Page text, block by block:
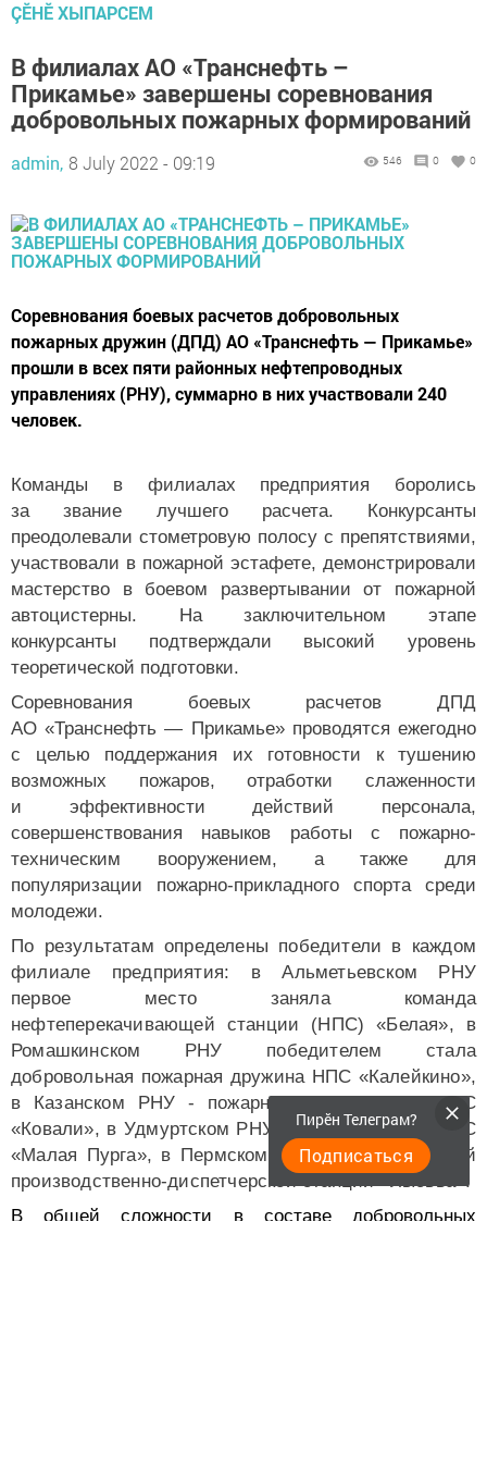
ÇӖНӖ ХЫПАРСЕМ
В филиалах АО «Транснефть –
Прикамье» завершены соревнования
добровольных пожарных формирований
admin, 8 July 2022 - 09:19 546 0 0
Соревнования боевых расчетов добровольных
пожарных дружин (ДПД) АО «Транснефть — Прикамье»
прошли в всех пяти районных нефтепроводных
управлениях (РНУ), суммарно в них участвовали 240
человек.
Команды в филиалах предприятия боролись
за звание лучшего расчета. Конкурсанты
преодолевали стометровую полосу с препятствиями,
участвовали в пожарной эстафете, демонстрировали
мастерство в боевом развертывании от пожарной
автоцистерны. На заключительном этапе
конкурсанты подтверждали высокий уровень
теоретической подготовки.
Соревнования боевых расчетов ДПД
АО «Транснефть — Прикамье» проводятся ежегодно
с целью поддержания их готовности к тушению
возможных пожаров, отработки слаженности
и эффективности действий персонала,
совершенствования навыков работы с пожарно-
техническим вооружением, а также для
популяризации пожарно-прикладного спорта среди
молодежи.
По результатам определены победители в каждом
филиале предприятия: в Альметьевском РНУ
первое место заняла команда
нефтеперекачивающей станции (НПС) «Белая», в
Ромашкинском РНУ победителем стала
добровольная пожарная дружина НПС «Калейкино»,
в Казанском РНУ - пожарные добровольцы НПС
«Ковали», в Удмуртском РНУ – представители НПС
«Малая Пурга», в Пермском РНУ – ДПД линейной
производственно-диспетчерской станции «Лысьва».
В общей сложности в составе добровольных
Пирӗн Телеграм?
Подписаться